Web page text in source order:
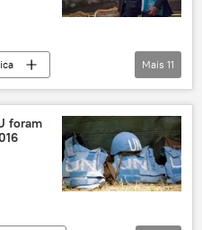
Mais 11
foram